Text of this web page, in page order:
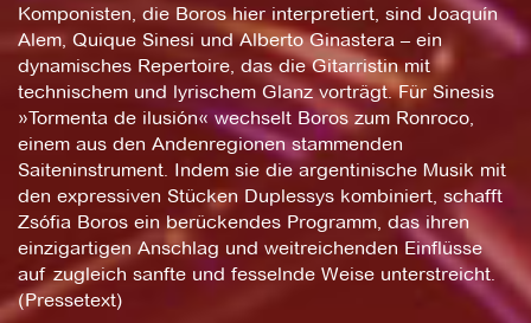
Komponisten, die Boros hier interpretiert, sind Joaquín
Alem, Quique Sinesi und Alberto Ginastera – ein
dynamisches Repertoire, das die Gitarristin mit
technischem und lyrischem Glanz vorträgt. Für Sinesis
»Tormenta de ilusión« wechselt Boros zum Ronroco,
einem aus den Andenregionen stammenden
Saiteninstrument. Indem sie die argentinische Musik mit
den expressiven Stücken Duplessys kombiniert, schafft
Zsófia Boros ein berückendes Programm, das ihren
einzigartigen Anschlag und weitreichenden Einflüsse
auf zugleich sanfte und fesselnde Weise unterstreicht.
(Pressetext)